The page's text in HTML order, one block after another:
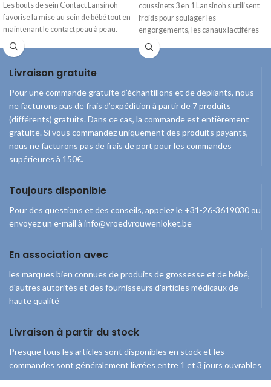
Les bouts de sein Contact Lansinoh
favorise la mise au sein de bébé tout en
maintenant le contact peau à peau.
coussinets 3 en 1 Lansinoh s’utilisent
froids pour soulager les
engorgements, les canaux lactifères
obstrués et les mastites.
Livraison gratuite
Pour une commande gratuite d’échantillons et de dépliants, nous
ne facturons pas de frais d’expédition à partir de 7 produits
(différents) gratuits. Dans ce cas, la commande est entièrement
gratuite. Si vous commandez uniquement des produits payants,
nous ne facturons pas de frais de port pour les commandes
supérieures à 150€.
Toujours disponible
Pour des questions et des conseils, appelez le +31-26-3619030 ou
envoyez un e-mail à info@vroedvrouwenloket.be
En association avec
les marques bien connues de produits de grossesse et de bébé,
d'autres autorités et des fournisseurs d'articles médicaux de
haute qualité
Livraison à partir du stock
Presque tous les articles sont disponibles en stock et les
commandes sont généralement livrées entre 1 et 3 jours ouvrables